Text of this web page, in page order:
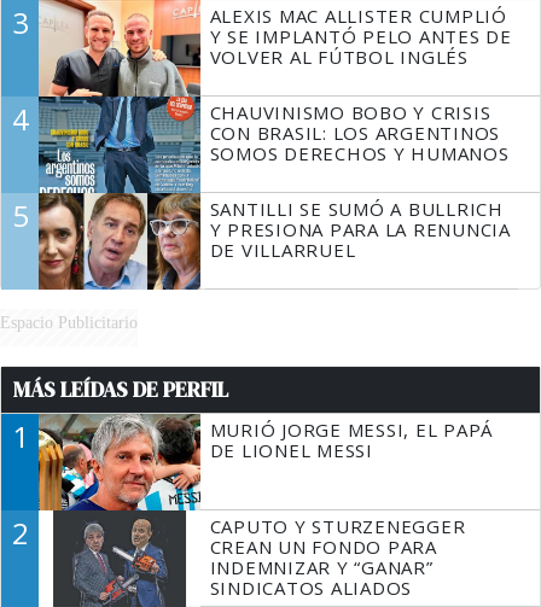
3
ALEXIS MAC ALLISTER CUMPLIÓ
Y SE IMPLANTÓ PELO ANTES DE
VOLVER AL FÚTBOL INGLÉS
4
CHAUVINISMO BOBO Y CRISIS
CON BRASIL: LOS ARGENTINOS
SOMOS DERECHOS Y HUMANOS
5
SANTILLI SE SUMÓ A BULLRICH
Y PRESIONA PARA LA RENUNCIA
DE VILLARRUEL
Espacio Publicitario
MÁS LEÍDAS DE PERFIL
1
MURIÓ JORGE MESSI, EL PAPÁ
DE LIONEL MESSI
2
CAPUTO Y STURZENEGGER
CREAN UN FONDO PARA
INDEMNIZAR Y “GANAR”
SINDICATOS ALIADOS